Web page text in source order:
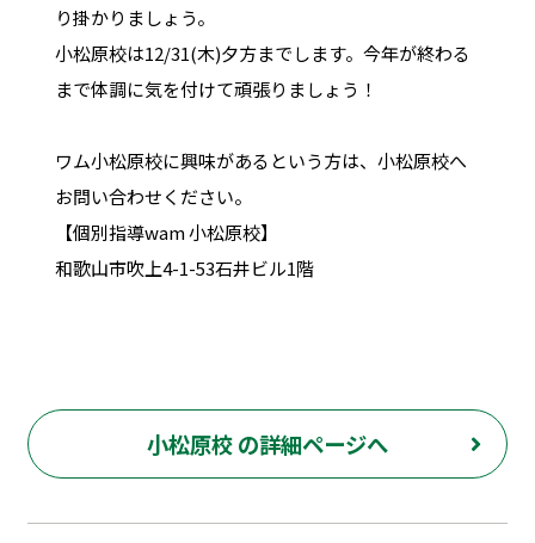
り掛かりましょう。
小松原校は12/31(木)夕方までします。今年が終わる
まで体調に気を付けて頑張りましょう！
ワム小松原校に興味があるという方は、小松原校へ
お問い合わせください。
【個別指導wam 小松原校】
和歌山市吹上4-1-53石井ビル1階
小松原校 の詳細ページへ